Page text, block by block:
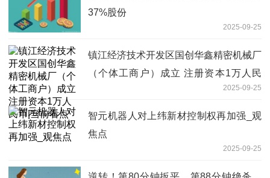
37%股份
2025-09-25
镇江经济技术开发区国创华鑫精密机械厂
（个体工商户）成立 注册资本1万人民
2025-09-25
智元机器人对上纬新材控制权再加强_观
焦点
2025-09-25